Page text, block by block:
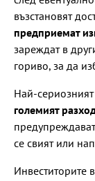
възстановят
предприемат
зареждат в
гориво, за да
Най-
големият
се свият или
Инвеститорите